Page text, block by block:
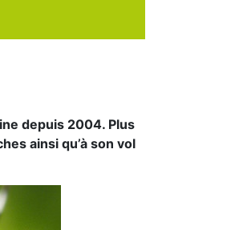
depuis 2004. Plus
ainsi qu’à son vol